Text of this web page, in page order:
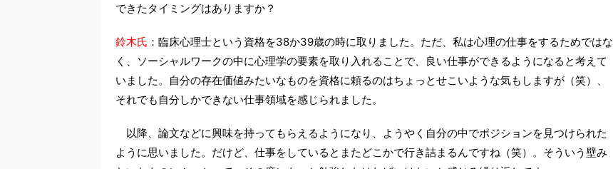
できたタイミングはありますか？
鈴木氏 ：臨床心理士という資格を38か39歳の時に取りました。ただ、私は心理の仕事をするためではな
く、ソーシャルワークの中に心理学の要素を取り入れることで、良い仕事ができるようになると考えて
いました。自分の存在価値みたいなものを資格に頼るのはちょっとせこいような気もしますが（笑）、
それでも自分しかできない仕事領域を感じられました。
以降、論文などに興味を持ってもらえるようになり、ようやく自分の中でポジションを見つけられた
ように思いました。だけど、仕事をしているとまたどこかで行き詰まるんですね（笑）。そういう壁み